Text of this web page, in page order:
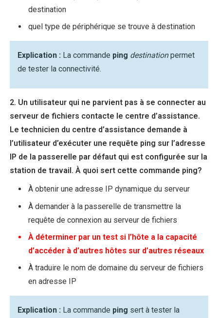
destination
quel type de périphérique se trouve à destination
Explication : La commande ping destinationpermet
de tester la connectivité.
2. Un utilisateur qui ne parvient pas à se connecter au
serveur de fichiers contacte le centre d’assistance.
Le technicien du centre d’assistance demande à
l’utilisateur d’exécuter une requête ping sur l’adresse
IP de la passerelle par défaut qui est configurée sur la
station de travail. À quoi sert cette commande ping?
À obtenir une adresse IP dynamique du serveur
À demander à la passerelle de transmettre la
requête de connexion au serveur de fichiers
À déterminer par un test si l’hôte a la capacité
d’accéder à d’autres hôtes sur d’autres réseaux
À traduire le nom de domaine du serveur de fichiers
en adresse IP
Explication : La commande ping sert à tester la